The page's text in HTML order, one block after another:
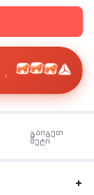
›
გაიგეთ
მეტი